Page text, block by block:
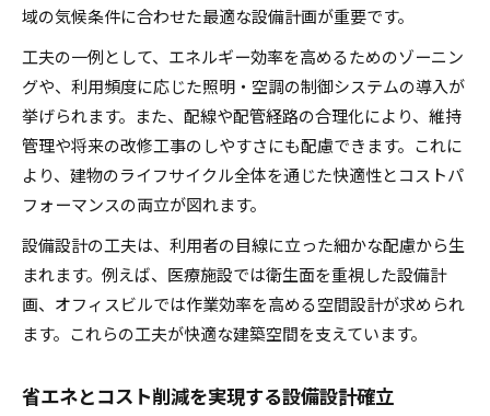
域の気候条件に合わせた最適な設備計画が重要です。
工夫の一例として、エネルギー効率を高めるためのゾーニン
グや、利用頻度に応じた照明・空調の制御システムの導入が
挙げられます。また、配線や配管経路の合理化により、維持
管理や将来の改修工事のしやすさにも配慮できます。これに
より、建物のライフサイクル全体を通じた快適性とコストパ
フォーマンスの両立が図れます。
設備設計の工夫は、利用者の目線に立った細かな配慮から生
まれます。例えば、医療施設では衛生面を重視した設備計
画、オフィスビルでは作業効率を高める空間設計が求められ
ます。これらの工夫が快適な建築空間を支えています。
省エネとコスト削減を実現する設備設計確立